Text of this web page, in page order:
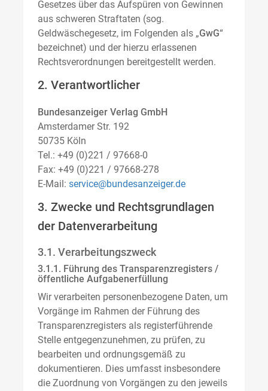
Gesetzes über das Aufspüren von Gewinnen
aus schweren Straftaten (sog.
Geldwäschegesetz, im Folgenden als „GwG“
bezeichnet) und der hierzu erlassenen
Rechtsverordnungen bereitgestellt werden.
2. Verantwortlicher
Bundesanzeiger Verlag GmbH
Amsterdamer Str. 192
50735 Köln
Tel.: +49 (0)221 / 97668-0
Fax: +49 (0)221 / 97668-278
E-Mail: service@bundesanzeiger.de
3. Zwecke und Rechtsgrundlagen
der Datenverarbeitung
3.1. Verarbeitungszweck
3.1.1. Führung des Transparenzregisters /
öffentliche Aufgabenerfüllung
Wir verarbeiten personenbezogene Daten, um
Vorgänge im Rahmen der Führung des
Transparenzregisters als registerführende
Stelle entgegenzunehmen, zu prüfen, zu
bearbeiten und ordnungsgemäß zu
dokumentieren. Dies umfasst insbesondere
die Zuordnung von Vorgängen zu den jeweils